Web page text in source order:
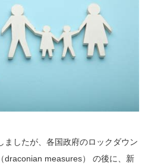
ましたが、各国政府のロックダウン
draconian measures） の後に、新